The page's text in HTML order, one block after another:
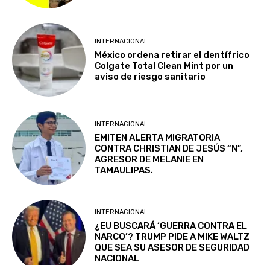
INTERNACIONAL
México ordena retirar el dentífrico
Colgate Total Clean Mint por un
aviso de riesgo sanitario
INTERNACIONAL
EMITEN ALERTA MIGRATORIA
CONTRA CHRISTIAN DE JESÚS “N”,
AGRESOR DE MELANIE EN
TAMAULIPAS.
INTERNACIONAL
¿EU BUSCARÁ ‘GUERRA CONTRA EL
NARCO’? TRUMP PIDE A MIKE WALTZ
QUE SEA SU ASESOR DE SEGURIDAD
NACIONAL